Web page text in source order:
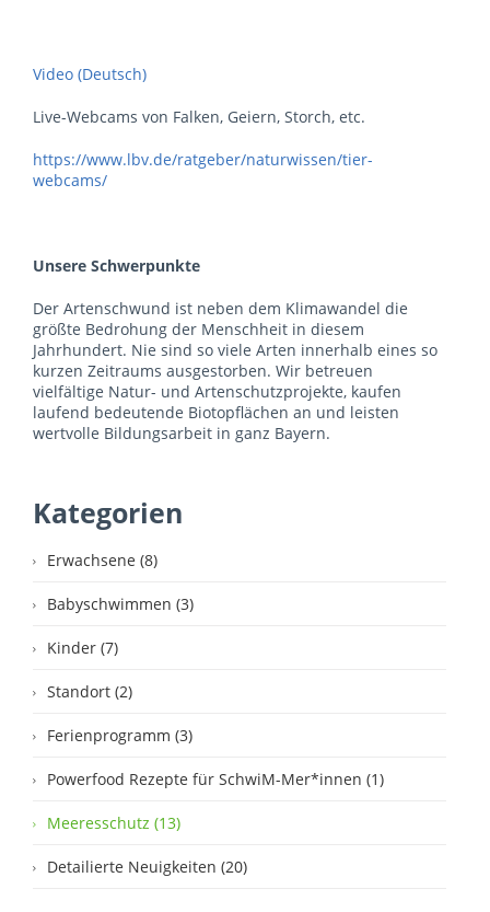
Video (Deutsch)
Live-Webcams von Falken, Geiern, Storch, etc.
https://www.lbv.de/ratgeber/naturwissen/tier-
webcams/
Unsere Schwerpunkte
Der Artenschwund ist neben dem Klimawandel die
größte Bedrohung der Menschheit in diesem
Jahrhundert. Nie sind so viele Arten innerhalb eines so
kurzen Zeitraums ausgestorben. Wir betreuen
vielfältige Natur- und Artenschutzprojekte, kaufen
laufend bedeutende Biotopflächen an und leisten
wertvolle Bildungsarbeit in ganz Bayern.
Kategorien
Erwachsene (8)
Babyschwimmen (3)
Kinder (7)
Standort (2)
Ferienprogramm (3)
Powerfood Rezepte für SchwiM-Mer*innen (1)
Meeresschutz (13)
Detailierte Neuigkeiten (20)